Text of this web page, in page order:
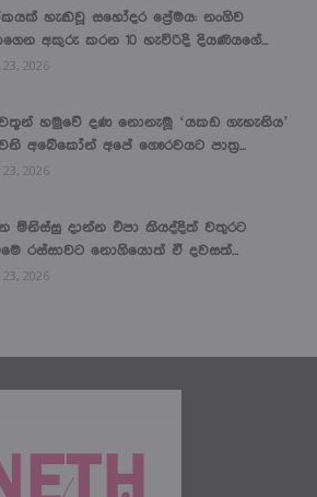
හැඬවූ සහෝදර ප්‍රේමය: නංගිව
අකුරු කරන 10 හැවිරිදි දියණියගේ...
23, 2026
හමුවේ දණ නොනැමූ ‘යකඩ ගැහැනිය’
අබේකෝන් අපේ ගෞරවයට පාත්‍ර...
23, 2026
මිනිස්සු දාන්න එපා කියද්දිත් වතුරට
රස්සාවට නොගියොත් ඒ දවසත්...
23, 2026